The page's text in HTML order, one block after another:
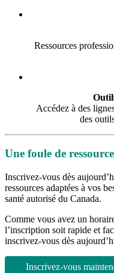
Ressources
Accédez à des
des
Une foule de
Inscrivez-vous dès
ressources adaptées à vos
santé autorisé du Canada.
Comme vous avez un
l’inscription soit rapide et
inscrivez-vous dès
Inscrivez-vous